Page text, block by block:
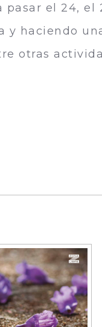
el 24, el
y haciendo
otras